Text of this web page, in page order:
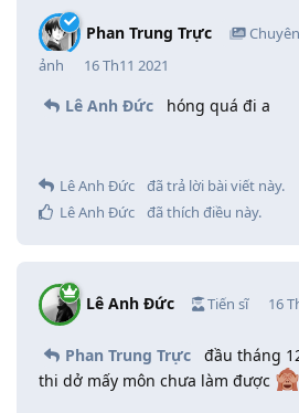
Phan Trung Trực
ảnh
16 Th11 2021
Lê Anh Đức hóng quá đi a
Lê Anh Đức
đã trả lời bài viết này.
Lê Anh Đức
đã thích điều này.
Lê Anh Đức Tiến sĩ 16
Phan Trung Trực đầu tháng
thi dở mấy môn chưa làm được